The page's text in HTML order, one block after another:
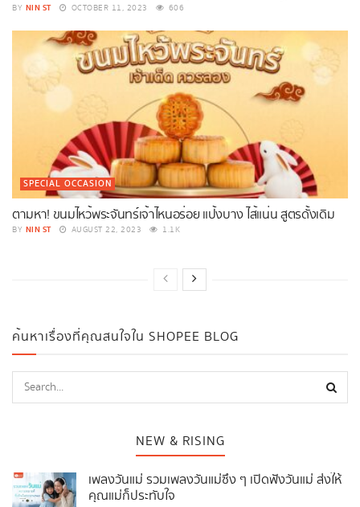
BY NIN ST OCTOBER 11, 2023 606
SPECIAL OCCASION
ตามหา! ขนมไหว้พระจันทร์เจ้าไหนอร่อย แป้งบาง ไส้แน่น สูตรดั้งเดิม
BY NIN ST AUGUST 22, 2023 1.1K
ค้นหาเรื่องที่คุณสนใจใน SHOPEE BLOG
NEW & RISING
เพลงวันแม่ รวมเพลงวันแม่ซึ้ง ๆ เปิดฟังวันแม่ ส่งให้
คุณแม่ก็ประทับใจ